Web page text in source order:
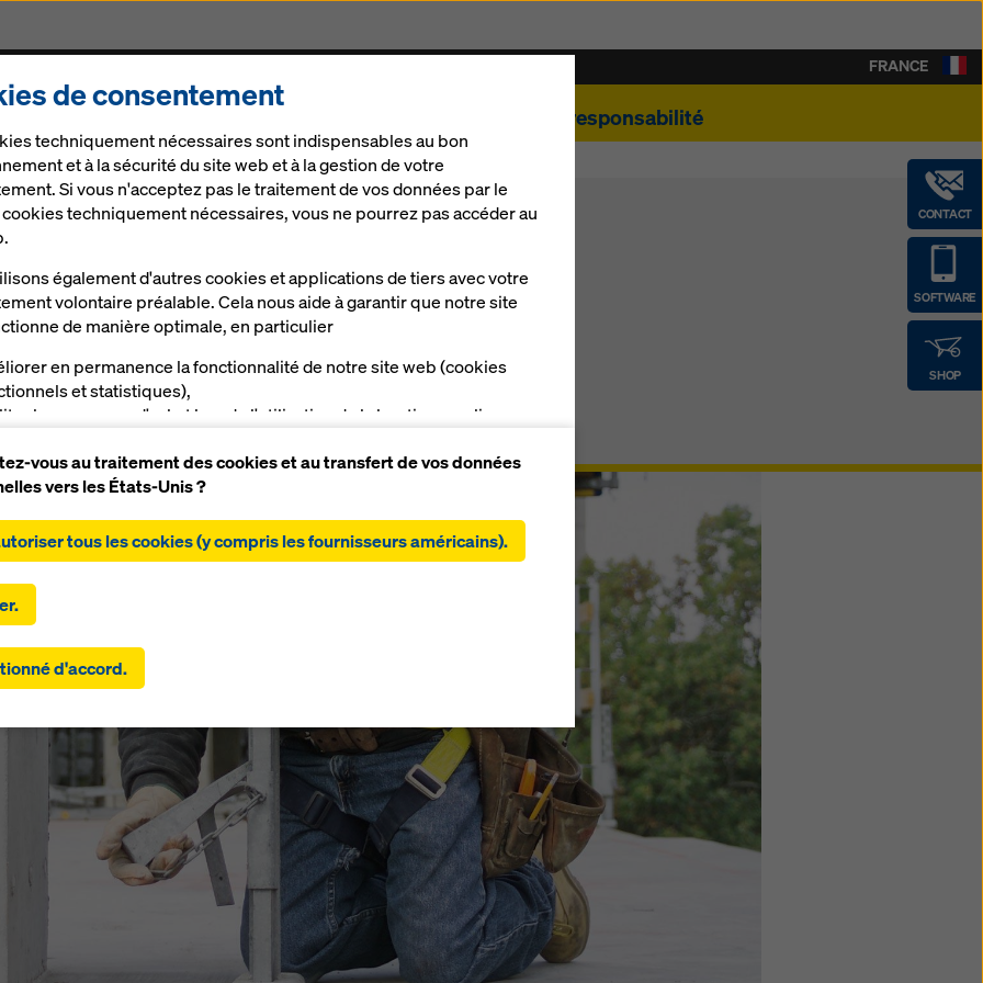
Éco-responsabilité
CONTACT
SOFTWARE
SHOP
FRANCE
de garde-corps
garde-corps
de consentement
techniquement nécessaires sont indispensables au bon
et à la sécurité du site web et à la gestion de votre
Si vous n'acceptez pas le traitement de vos données par le
techniquement nécessaires, vous ne pourrez pas accéder au
également d'autres cookies et applications de tiers avec votre
volontaire préalable. Cela nous aide à garantir que notre site
de manière optimale, en particulier
en permanence la fonctionnalité de notre site web (cookies
et statistiques),
le processus d'achat lors de l'utilisation de la boutique en ligne
proposer, en tant qu'utilisateur, des publicités appropriées sur
plateformes (cookies de marketing).
sur « Autoriser tous les cookies (y compris les fournisseurs
», vous consentez à l'installation et à l'utilisation de tous les
avez sélectionnés à l'aide des cases à cocher. Cela peut également
le transfert de données vers des pays tiers tels que les États-Unis. Si
que vous avez sélectionnés incluent également des
qui transfèrent des données vers des pays tiers pour lesquels il
de décision d'adéquation au titre de l'article 45 du RGPD ni de
également à ces pays. Il peut y avoir un risque que vos données
de cette manière soient soumises à l'accès des autorités de ces
à des fins de contrôle et de surveillance et qu'il n'y ait pas de recours
efficace contre cela. Vous pouvez rejeter tous les cookies
un consentement en cliquant sur « Rejeter » ou en ajustant vos
de cookiesen cliquant sur les paramètres de cookies au bas de ce
et en utilisant les cases à cocher correspondantes. Vous pouvez
votre consentement à tout moment, avec effet futur et sans indication
au bas de ce site web.
vous au traitement des cookies et au transfert de vos données
vers les États-Unis ?
tous les cookies (y compris les fournisseurs américains).
d'accord.